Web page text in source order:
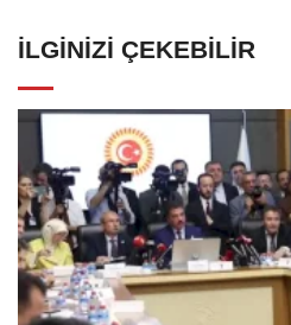
İLGINIZI ÇEKEBILIR